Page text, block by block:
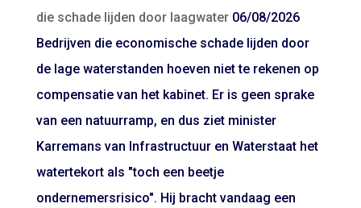
die schade lijden door laagwater 06/08/2026
Bedrijven die economische schade lijden door
de lage waterstanden hoeven niet te rekenen op
compensatie van het kabinet. Er is geen sprake
van een natuurramp, en dus ziet minister
Karremans van Infrastructuur en Waterstaat het
watertekort als "toch een beetje
ondernemersrisico". Hij bracht vandaag een